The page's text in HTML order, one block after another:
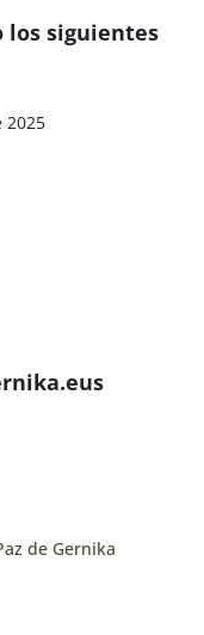
los siguientes
2025
de Gernika